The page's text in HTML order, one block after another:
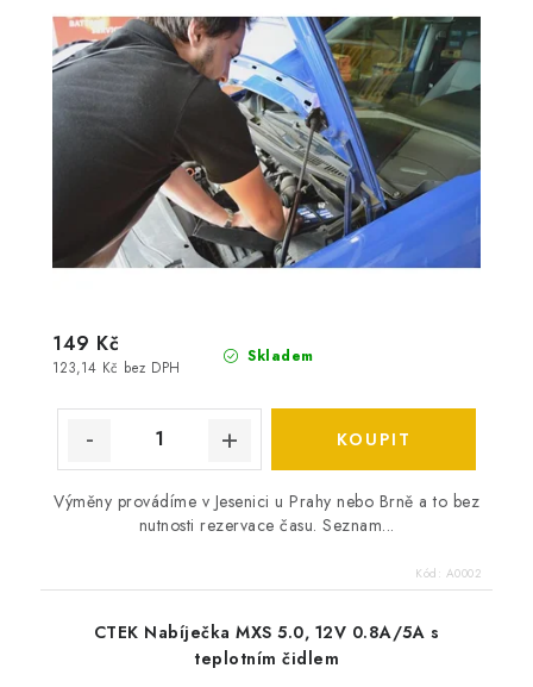
Skladem
123,14 Kč bez DPH
149 Kč
Výměny provádíme v Jesenici u Prahy nebo Brně a to bez
nutnosti rezervace času. Seznam...
Kód: A0002
CTEK Nabíječka MXS 5.0, 12V 0.8A/5A s
teplotním čidlem